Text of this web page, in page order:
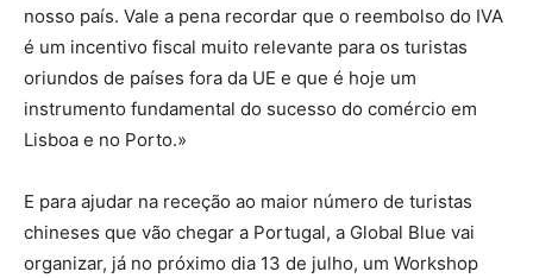
nosso país. Vale a pena recordar que o reembolso do IVA
é um incentivo fiscal muito relevante para os turistas
oriundos de países fora da UE e que é hoje um
instrumento fundamental do sucesso do comércio em
Lisboa e no Porto.»
E para ajudar na receção ao maior número de turistas
chineses que vão chegar a Portugal, a Global Blue vai
organizar, já no próximo dia 13 de julho, um Workshop